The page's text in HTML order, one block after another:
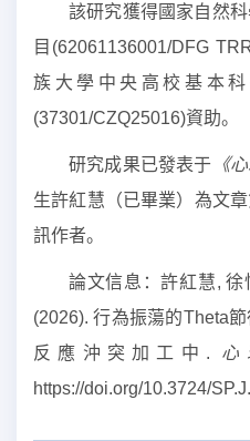
該研究獲得國家自然
目(62061136001/DFG
族大學中央高校基本
(37301/CZQ25016)資助。
研究成果已發表于 《
生許紅慧（已畢業）為文
訊作者。
論文信息：許紅慧,
(2026). 行為振蕩的Theta
反應沖突加工中. 心
https://doi.org/10.3724/